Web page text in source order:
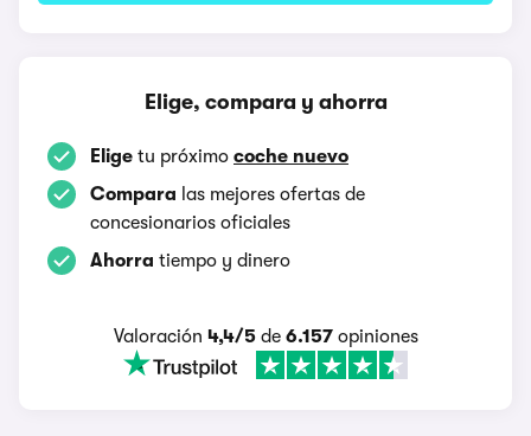
Elige, compara y ahorra
Elige tu próximo coche nuevo
Compara las mejores ofertas de
concesionarios oficiales
Ahorra tiempo y dinero
Valoración 4,4/5de 6.157opiniones